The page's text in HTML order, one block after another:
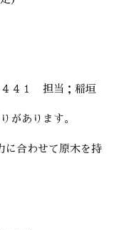
４４１ 担当；稲垣
があります。
わせて原木を持